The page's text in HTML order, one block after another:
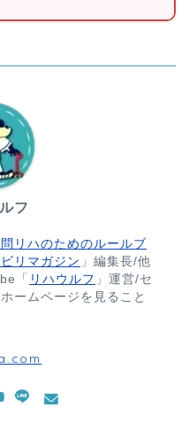
フ
リハのためのルールブ
リマガジン 」編集長/他
「 リハウルフ 」運営/セ
ームページを見ること